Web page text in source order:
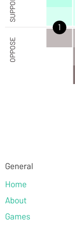
OPPOSE
SUPPORT
1
General
Home
About
Games